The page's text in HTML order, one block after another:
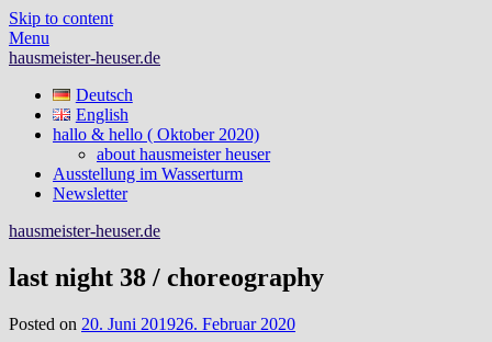
Skip to content
Menu
hausmeister-heuser.de
Deutsch
English
hallo & hello ( Oktober 2020)
about hausmeister heuser
Ausstellung im Wasserturm
Newsletter
hausmeister-heuser.de
last night 38 / choreography
Posted on 20. Juni 201926. Februar 2020